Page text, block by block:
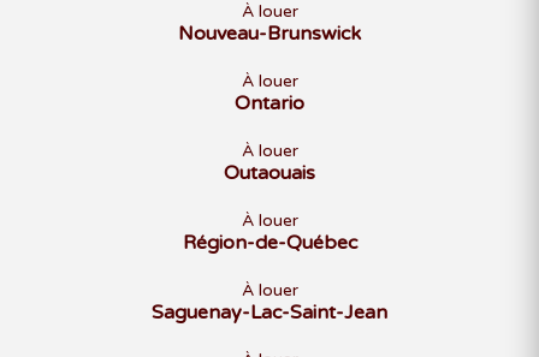
À louer
Nouveau-Brunswick
À louer
Ontario
À louer
Outaouais
À louer
Région-de-Québec
À louer
Saguenay-Lac-Saint-Jean